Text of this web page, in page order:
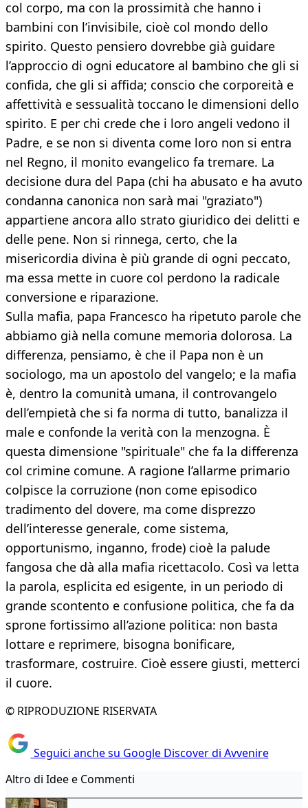
col corpo, ma con la prossimità che hanno i
bambini con l’invisibile, cioè col mondo dello
spirito. Questo pensiero dovrebbe già guidare
l’approccio di ogni educatore al bambino che gli si
confida, che gli si affida; conscio che corporeità e
affettività e sessualità toccano le dimensioni dello
spirito. E per chi crede che i loro angeli vedono il
Padre, e se non si diventa come loro non si entra
nel Regno, il monito evangelico fa tremare. La
decisione dura del Papa (chi ha abusato e ha avuto
condanna canonica non sarà mai "graziato")
appartiene ancora allo strato giuridico dei delitti e
delle pene. Non si rinnega, certo, che la
misericordia divina è più grande di ogni peccato,
ma essa mette in cuore col perdono la radicale
conversione e riparazione.
Sulla mafia, papa Francesco ha ripetuto parole che
abbiamo già nella comune memoria dolorosa. La
differenza, pensiamo, è che il Papa non è un
sociologo, ma un apostolo del vangelo; e la mafia
è, dentro la comunità umana, il controvangelo
dell’empietà che si fa norma di tutto, banalizza il
male e confonde la verità con la menzogna. È
questa dimensione "spirituale" che fa la differenza
col crimine comune. A ragione l’allarme primario
colpisce la corruzione (non come episodico
tradimento del dovere, ma come disprezzo
dell’interesse generale, come sistema,
opportunismo, inganno, frode) cioè la palude
fangosa che dà alla mafia ricettacolo. Così va letta
la parola, esplicita ed esigente, in un periodo di
grande scontento e confusione politica, che fa da
sprone fortissimo all’azione politica: non basta
lottare e reprimere, bisogna bonificare,
trasformare, costruire. Cioè essere giusti, metterci
il cuore.
© RIPRODUZIONE RISERVATA
Seguici anche su Google Discover di Avvenire
Altro di Idee e Commenti